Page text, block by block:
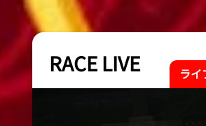
RACE LIVE ラ